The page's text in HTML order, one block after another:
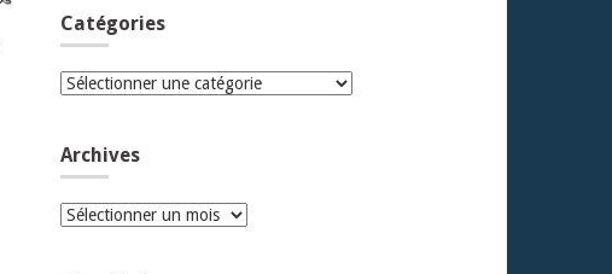
Catégories
Catégories
Archives
Archives